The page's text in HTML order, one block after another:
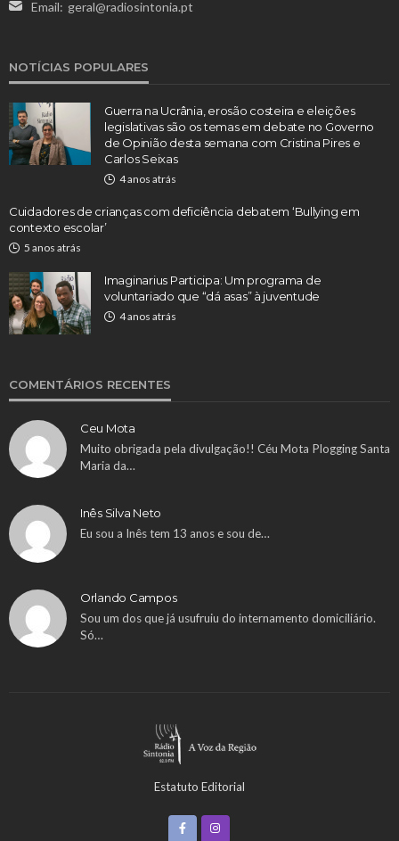
Email: geral@radiosintonia.pt
NOTÍCIAS POPULARES
Guerra na Ucrânia, erosão costeira e eleições
legislativas são os temas em debate no Governo
de Opinião desta semana com Cristina Pires e
Carlos Seixas
4 anos atrás
Cuidadores de crianças com deficiência debatem ‘Bullying em
contexto escolar’
5 anos atrás
Imaginarius Participa: Um programa de
voluntariado que “dá asas” à juventude
4 anos atrás
COMENTÁRIOS RECENTES
Ceu Mota
Muito obrigada pela divulgação!! Céu Mota Plogging Santa
Maria da…
Inês Silva Neto
Eu sou a Inês tem 13 anos e sou de…
Orlando Campos
Sou um dos que já usufruiu do internamento domiciliário.
Só…
Estatuto Editorial